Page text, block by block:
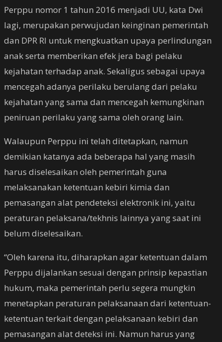
Perppu nomor 1 tahun 2016 menjadi UU, kata Dwi
lagi, merupakan perwujudan keinginan pemerintah
dan DPR RI untuk mengkuatkan upaya perlindungan
anak serta memberikan efek jera bagi pelaku
kejahatan terhadap anak. Sekaligus sebagai upaya
mencegah adanya perilaku berulang dari pelaku
kejahatan yang sama dan mencegah kemungkinan
peniruan perilaku yang sama oleh orang lain.
Walaupun Perppu ini telah ditetapkan, namun
demikian katanya ada beberapa hal yang masih
harus diselesaikan oleh pemerintah guna
melaksanakan ketentuan kebiri kimia dan
pemasangan alat pendeteksi elektronik ini, yaitu
peraturan pelaksana/tekhnis lainnya yang saat ini
belum diselesaikan.
“Oleh karena itu, diharapkan agar ketentuan dalam
Perppu dijalankan sesuai dengan prinsip kepastian
hukum, maka pemerintah perlu segera mungkin
menetapkan peraturan pelaksanaan dari ketentuan-
ketentuan terkait dengan pelaksanaan kebiri dan
pemasangan alat deteksi ini. Namun harus yang